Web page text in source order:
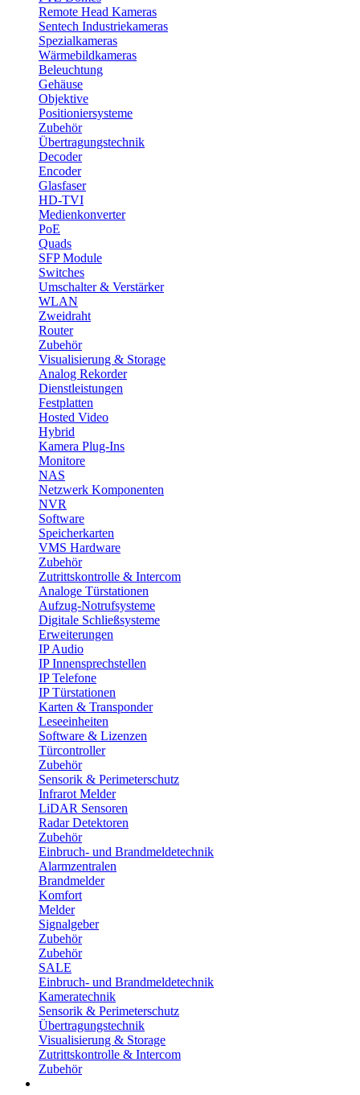
Remote Head Kameras
Sentech Industriekameras
Spezialkameras
Wärmebildkameras
Beleuchtung
Gehäuse
Objektive
Positioniersysteme
Zubehör
Übertragungstechnik
Decoder
Encoder
Glasfaser
HD-TVI
Medienkonverter
PoE
Quads
SFP Module
Switches
Umschalter & Verstärker
WLAN
Zweidraht
Router
Zubehör
Visualisierung & Storage
Analog Rekorder
Dienstleistungen
Festplatten
Hosted Video
Hybrid
Kamera Plug-Ins
Monitore
NAS
Netzwerk Komponenten
NVR
Software
Speicherkarten
VMS Hardware
Zubehör
Zutrittskontrolle & Intercom
Analoge Türstationen
Aufzug-Notrufsysteme
Digitale Schließsysteme
Erweiterungen
IP Audio
IP Innensprechstellen
IP Telefone
IP Türstationen
Karten & Transponder
Leseeinheiten
Software & Lizenzen
Türcontroller
Zubehör
Sensorik & Perimeterschutz
Infrarot Melder
LiDAR Sensoren
Radar Detektoren
Zubehör
Einbruch- und Brandmeldetechnik
Alarmzentralen
Brandmelder
Komfort
Melder
Signalgeber
Zubehör
Zubehör
SALE
Einbruch- und Brandmeldetechnik
Kameratechnik
Sensorik & Perimeterschutz
Übertragungstechnik
Visualisierung & Storage
Zutrittskontrolle & Intercom
Zubehör